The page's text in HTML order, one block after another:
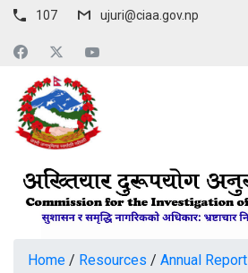
107 ujuri@ciaa.gov.np
Home / Resources / Annual Report